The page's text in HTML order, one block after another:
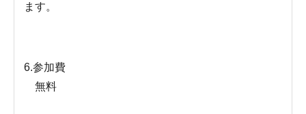
ます。
6.参加費
無料